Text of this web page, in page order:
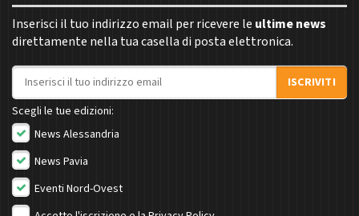
Inserisci il tuo indirizzo email per ricevere le ultime news
direttamente nella tua casella di posta elettronica.
Indirizzo email
ISCRIVITI
Scegli le tue edizioni:
News Alessandria
News Pavia
Eventi Nord-Ovest